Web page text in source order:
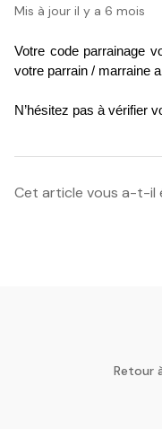
Mis à jour il y a 6 mois
Votre code parrainage
votre parrain / marraine
N’hésitez pas à vérifier
Cet article vous a-t-il
Retour